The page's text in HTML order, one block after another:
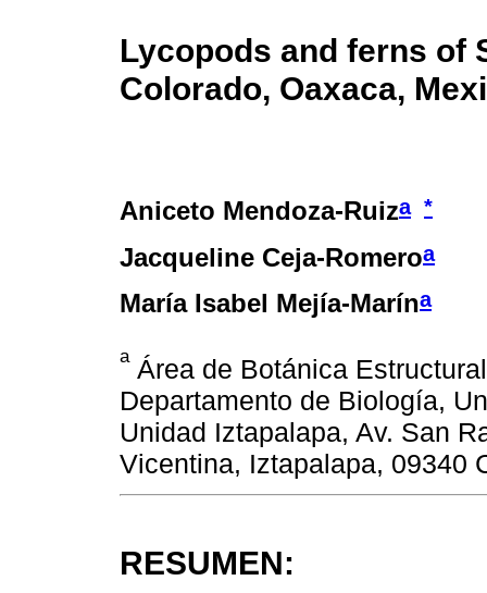
Lycopods and ferns of
Colorado, Oaxaca,
Aniceto Mendoza-Ruiza *
Jacqueline Ceja-Romeroa
María Isabel Mejía-Marína
aÁrea de Botánica
Departamento de Biología,
Unidad Iztapalapa, Av. San
Vicentina, Iztapalapa, 09340
RESUMEN: